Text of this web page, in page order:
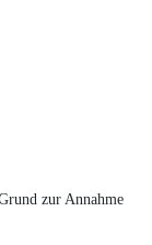
zur Annahme